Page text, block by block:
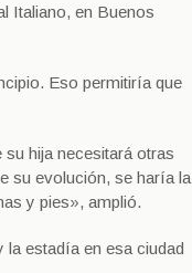
Italiano, en Buenos
Eso permitiría que
hija necesitará otras
su evolución, se haría la
y pies», amplió.
la estadía en esa ciudad